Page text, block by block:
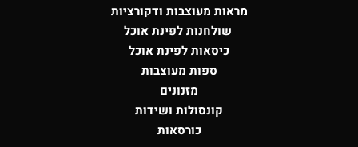
מראות מעוצבות ודקורציות
שולחנות לפינת אוכל
כיסאות לפינת אוכל
ספות מעוצבות
מזנונים
קונסולות ושידות
כורסאות